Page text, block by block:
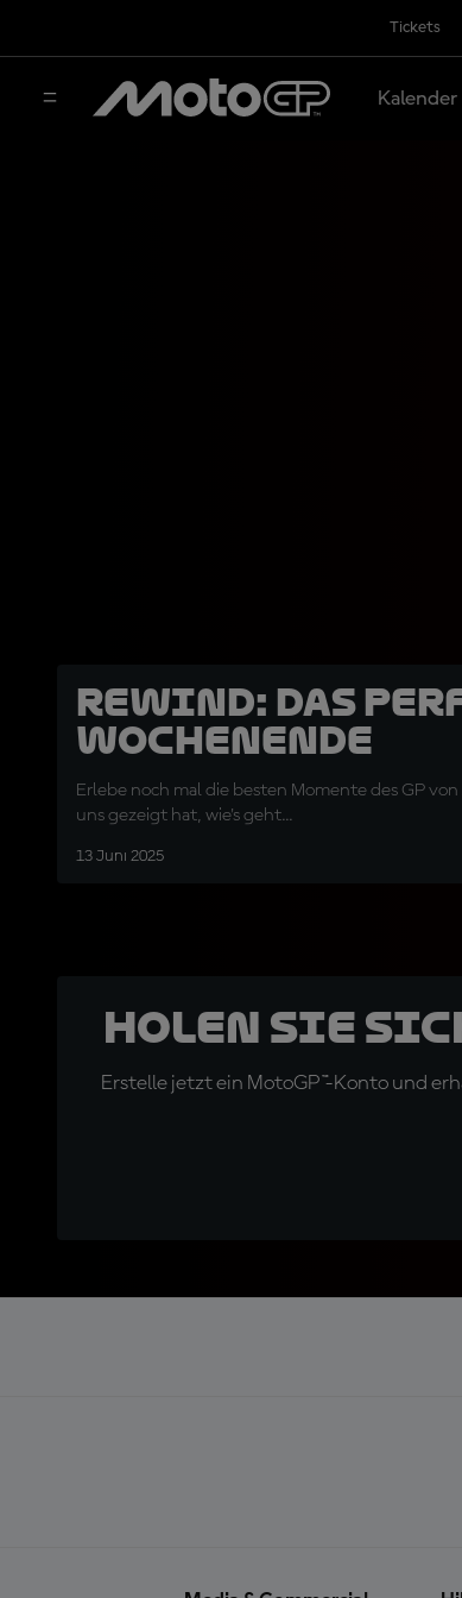
Tickets
Kalender
Rewind: Das
Wochenende
Erlebe noch mal die besten Momente des GP
uns gezeigt hat, wie's geht...
13 Juni 2025
Holen Sie
Erstelle jetzt ein MotoGP™-Konto und